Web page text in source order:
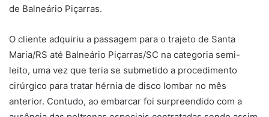
de Balneário Piçarras.
O cliente adquiriu a passagem para o trajeto de Santa
Maria/RS até Balneário Piçarras/SC na categoria semi-
leito, uma vez que teria se submetido a procedimento
cirúrgico para tratar hérnia de disco lombar no mês
anterior. Contudo, ao embarcar foi surpreendido com a